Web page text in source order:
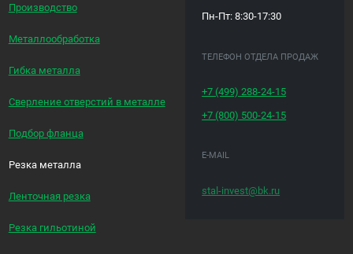
Производство
Металлообработка
Гибка металла
Сверление отверстий в металле
Подбор фланца
Резка металла
Ленточная резка
Резка гильотиной
Пн-Пт: 8:30-17:30
ТЕЛЕФОН ОТДЕЛА ПРОДАЖ
+7 (499) 288-24-15
+7 (800) 500-24-15
E-MAIL
stal-invest@bk.ru